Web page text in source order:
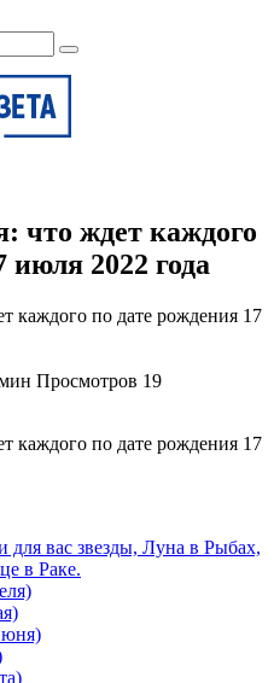
что ждет каждого
июля 2022 года
Просмотров 19
для вас звезды, Луна в Рыбах,
в Раке.